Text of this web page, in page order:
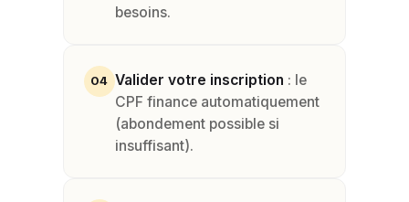
besoins.
04 Valider votre inscription : le
CPF finance automatiquement
(abondement possible si
insuffisant).